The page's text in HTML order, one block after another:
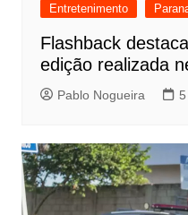
Entretenimento
Flashback
edição realizada
Pablo Nogueira